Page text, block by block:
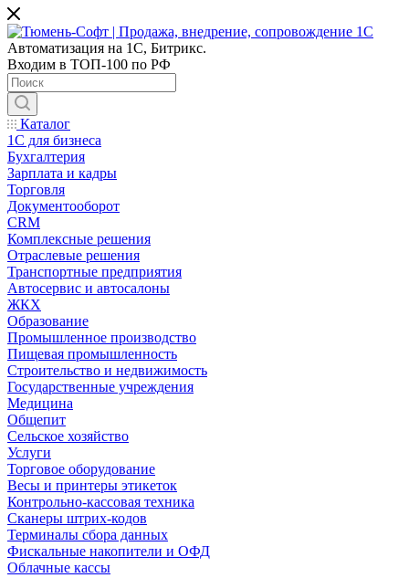
Автоматизация на 1С, Битрикс.
Входим в ТОП-100 по РФ
Каталог
1С для бизнеса
Бухгалтерия
Зарплата и кадры
Торговля
Документооборот
CRM
Комплексные решения
Отраслевые решения
Транспортные предприятия
Автосервис и автосалоны
ЖКХ
Образование
Промышленное производство
Пищевая промышленность
Строительство и недвижимость
Государственные учреждения
Медицина
Общепит
Сельское хозяйство
Услуги
Торговое оборудование
Весы и принтеры этикеток
Контрольно-кассовая техника
Сканеры штрих-кодов
Терминалы сбора данных
Фискальные накопители и ОФД
Облачные кассы